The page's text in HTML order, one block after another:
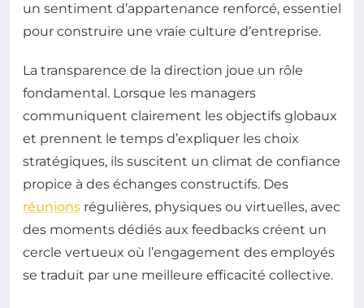
un sentiment d’appartenance renforcé, essentiel
pour construire une vraie culture d’entreprise.
La transparence de la direction joue un rôle
fondamental. Lorsque les managers
communiquent clairement les objectifs globaux
et prennent le temps d’expliquer les choix
stratégiques, ils suscitent un climat de confiance
propice à des échanges constructifs. Des
réunions régulières, physiques ou virtuelles, avec
des moments dédiés aux feedbacks créent un
cercle vertueux où l’engagement des employés
se traduit par une meilleure efficacité collective.